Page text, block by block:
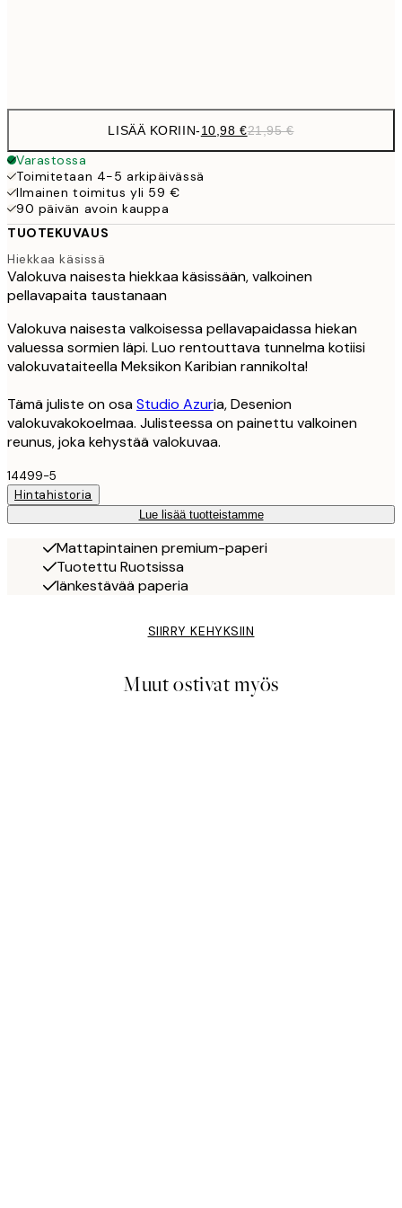
LISÄÄ KORIIN-10,98 €21,95 €
Varastossa
Toimitetaan 4-5 arkipäivässä
Ilmainen toimitus yli 59 €
90 päivän avoin kauppa
TUOTEKUVAUS
Hiekkaa käsissä
Valokuva naisesta hiekkaa käsissään, valkoinen
pellavapaita taustanaan
Valokuva naisesta valkoisessa pellavapaidassa hiekan
valuessa sormien läpi. Luo rentouttava tunnelma kotiisi
valokuvataiteella Meksikon Karibian rannikolta!
Tämä juliste on osaStudio Azuria, Desenion
valokuvakokoelmaa. Julisteessa on painettu valkoinen
reunus, joka kehystää valokuvaa.
14499-5
Hintahistoria
Lue lisää tuotteistamme
Mattapintainen premium-paperi
Tuotettu Ruotsissa
Iänkestävää paperia
SIIRRY KEHYKSIIN
Muut ostivat myös